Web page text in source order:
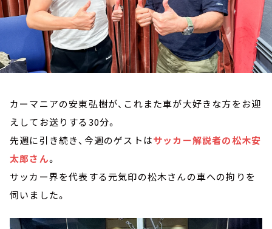
カーマニアの安東弘樹が、これまた車が大好きな方をお迎
えしてお送りする30分。
先週に引き続き、今週のゲストはサッカー解説者の松木安
太郎さん。
サッカー界を代表する元気印の松木さんの車への拘りを
伺いました。